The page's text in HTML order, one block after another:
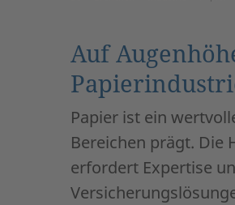
Auf
Papier ist ein
Bereichen prägt. Die
erfordert Expertise